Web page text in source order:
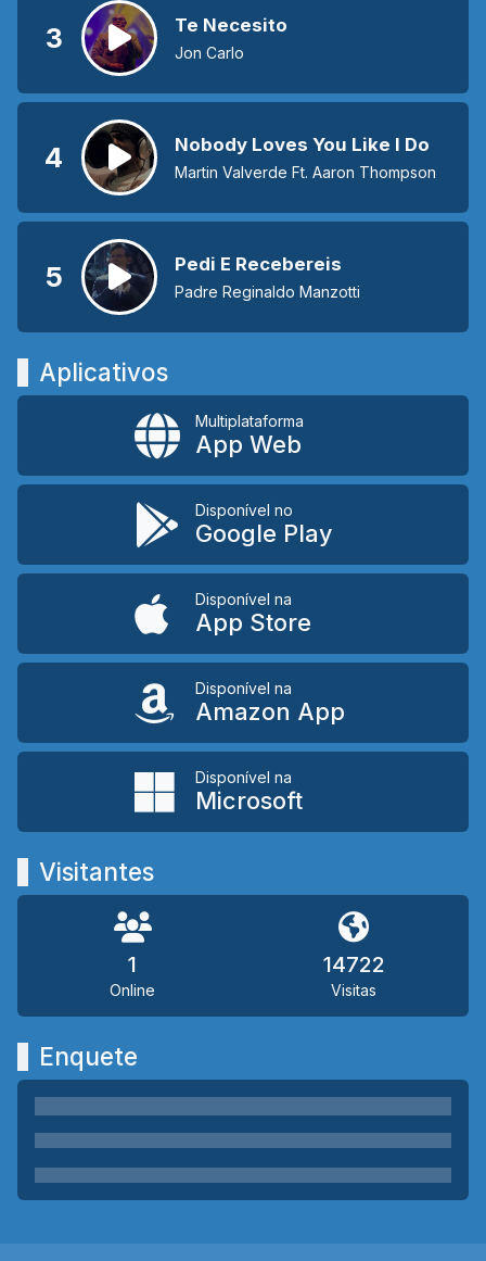
3 Te Necesito
Jon Carlo
4 Nobody Loves You Like I Do
Martin Valverde Ft. Aaron Thompson
5 Pedi E Recebereis
Padre Reginaldo Manzotti
Aplicativos
Multiplataforma
App Web
Disponível no
Google Play
Disponível na
App Store
Disponível na
Amazon App
Disponível na
Microsoft
Visitantes
1
Online
14722
Visitas
Enquete